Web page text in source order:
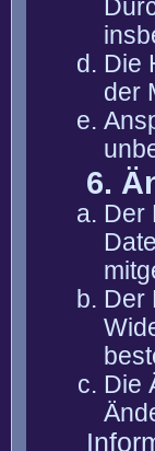
Die
der
6.
Der
Der
Die